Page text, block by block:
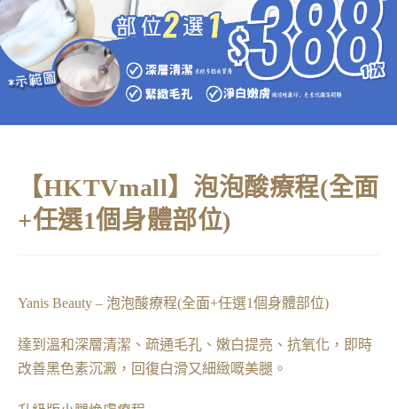
【HKTVmall】泡泡酸療程(全面
+任選1個身體部位)
Yanis Beauty – 泡泡酸療程(全面+任選1個身體部位)
達到溫和深層清潔、疏通毛孔、嫩白提亮、抗氧化，即時
改善黑色素沉澱，回復白滑又細緻嘅美腿。